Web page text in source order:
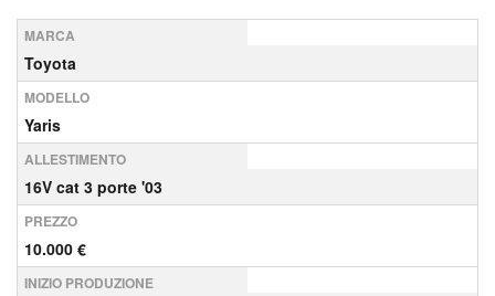
MARCA
Toyota
MODELLO
Yaris
ALLESTIMENTO
16V cat 3 porte '03
PREZZO
10.000 €
INIZIO PRODUZIONE